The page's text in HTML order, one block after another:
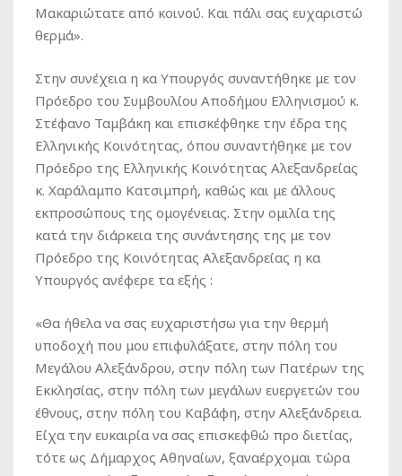
Μακαριώτατε από κοινού. Και πάλι σας ευχαριστώ
θερμά».
Στην συνέχεια η κα Υπουργός συναντήθηκε με τον
Πρόεδρο του Συμβουλίου Αποδήμου Ελληνισμού κ.
Στέφανο Ταμβάκη και επισκέφθηκε την έδρα της
Ελληνικής Κοινότητας, όπου συναντήθηκε με τον
Πρόεδρο της Ελληνικής Κοινότητας Αλεξανδρείας
κ. Χαράλαμπο Κατσιμπρή, καθώς και με άλλους
εκπροσώπους της ομογένειας. Στην ομιλία της
κατά την διάρκεια της συνάντησης της με τον
Πρόεδρο της Κοινότητας Αλεξανδρείας η κα
Υπουργός ανέφερε τα εξής :
«Θα ήθελα να σας ευχαριστήσω για την θερμή
υποδοχή που μου επιφυλάξατε, στην πόλη του
Μεγάλου Αλεξάνδρου, στην πόλη των Πατέρων της
Εκκλησίας, στην πόλη των μεγάλων ευεργετών του
έθνους, στην πόλη του Καβάφη, στην Αλεξάνδρεια.
Είχα την ευκαιρία να σας επισκεφθώ προ διετίας,
τότε ως Δήμαρχος Αθηναίων, ξαναέρχομαι τώρα